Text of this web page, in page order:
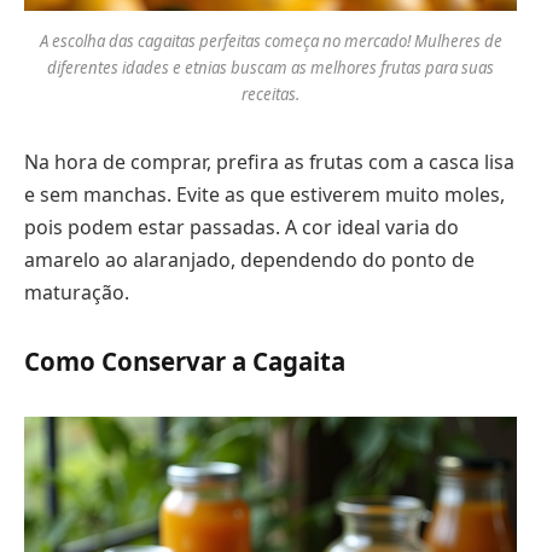
A escolha das cagaitas perfeitas começa no mercado! Mulheres de
diferentes idades e etnias buscam as melhores frutas para suas
receitas.
Na hora de comprar, prefira as frutas com a casca lisa
e sem manchas. Evite as que estiverem muito moles,
pois podem estar passadas. A cor ideal varia do
amarelo ao alaranjado, dependendo do ponto de
maturação.
Como Conservar a Cagaita